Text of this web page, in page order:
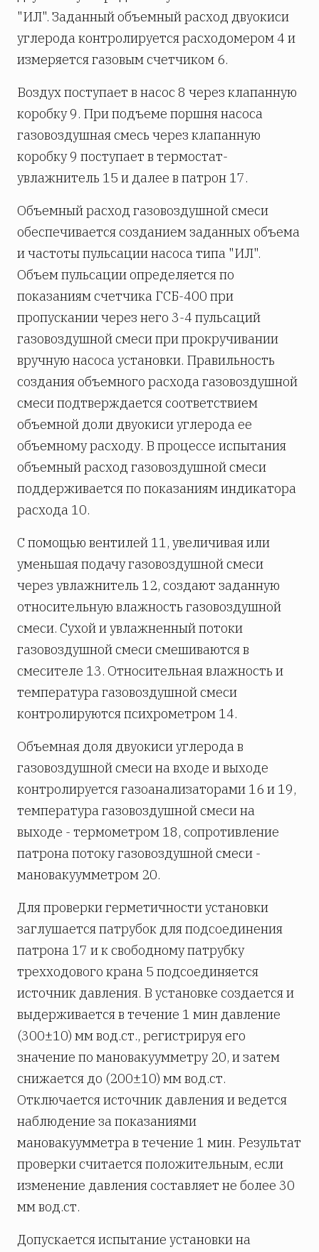
"ИЛ". Заданный объемный расход двуокиси
углерода контролируется расходомером 4 и
измеряется газовым счетчиком 6.
Воздух поступает в насос 8 через клапанную
коробку 9. При подъеме поршня насоса
газовоздушная смесь через клапанную
коробку 9 поступает в термостат-
увлажнитель 15 и далее в патрон 17.
Объемный расход газовоздушной смеси
обеспечивается созданием заданных объема
и частоты пульсации насоса типа "ИЛ".
Объем пульсации определяется по
показаниям счетчика ГСБ-400 при
пропускании через него 3-4 пульсаций
газовоздушной смеси при прокручивании
вручную насоса установки. Правильность
создания объемного расхода газовоздушной
смеси подтверждается соответствием
объемной доли двуокиси углерода ее
объемному расходу. В процессе испытания
объемный расход газовоздушной смеси
поддерживается по показаниям индикатора
расхода 10.
С помощью вентилей 11, увеличивая или
уменьшая подачу газовоздушной смеси
через увлажнитель 12, создают заданную
относительную влажность газовоздушной
смеси. Сухой и увлажненный потоки
газовоздушной смеси смешиваются в
смесителе 13. Относительная влажность и
температура газовоздушной смеси
контролируются психрометром 14.
Объемная доля двуокиси углерода в
газовоздушной смеси на входе и выходе
контролируется газоанализаторами 16 и 19,
температура газовоздушной смеси на
выходе - термометром 18, сопротивление
патрона потоку газовоздушной смеси -
мановакуумметром 20.
Для проверки герметичности установки
заглушается патрубок для подсоединения
патрона 17 и к свободному патрубку
трехходового крана 5 подсоединяется
источник давления. В установке создается и
выдерживается в течение 1 мин давление
(300±10) мм вод.ст., регистрируя его
значение по мановакуумметру 20, и затем
снижается до (200±10) мм вод.ст.
Отключается источник давления и ведется
наблюдение за показаниями
мановакуумметра в течение 1 мин. Результат
проверки считается положительным, если
изменение давления составляет не более 30
мм вод.ст.
Допускается испытание установки на